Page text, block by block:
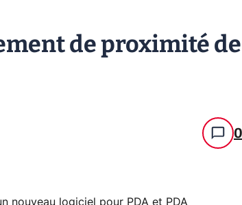
de proximité de
0
nouveau logiciel pour PDA et PDA